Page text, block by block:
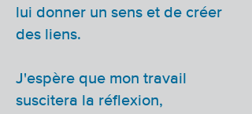
lui donner un sens et de créer
des liens.
J'espère que mon travail
suscitera la réflexion,